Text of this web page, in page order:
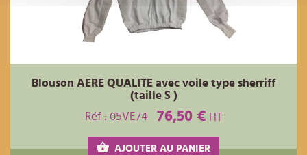
Blouson AERE QUALITE avec voile type sherriff
(taille S )
Réf : 05VE74
76,50 € HT
AJOUTER AU PANIER